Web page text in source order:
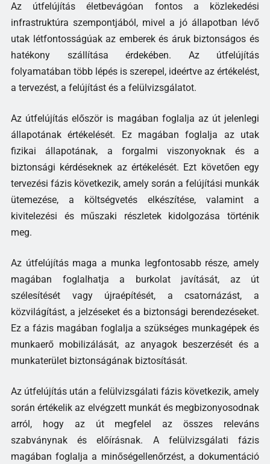
Az útfelújítás életbevágóan fontos a közlekedési
infrastruktúra szempontjából, mivel a jó állapotban lévő
utak létfontosságúak az emberek és áruk biztonságos és
hatékony szállítása érdekében. Az útfelújítás
folyamatában több lépés is szerepel, ideértve az értékelést,
a tervezést, a felújítást és a felülvizsgálatot.
Az útfelújítás először is magában foglalja az út jelenlegi
állapotának értékelését. Ez magában foglalja az utak
fizikai állapotának, a forgalmi viszonyoknak és a
biztonsági kérdéseknek az értékelését. Ezt követően egy
tervezési fázis következik, amely során a felújítási munkák
ütemezése, a költségvetés elkészítése, valamint a
kivitelezési és műszaki részletek kidolgozása történik
meg.
Az útfelújítás maga a munka legfontosabb része, amely
magában foglalhatja a burkolat javítását, az út
szélesítését vagy újraépítését, a csatornázást, a
közvilágítást, a jelzéseket és a biztonsági berendezéseket.
Ez a fázis magában foglalja a szükséges munkagépek és
munkaerő mobilizálását, az anyagok beszerzését és a
munkaterület biztonságának biztosítását.
Az útfelújítás után a felülvizsgálati fázis következik, amely
során értékelik az elvégzett munkát és megbizonyosodnak
arról, hogy az út megfelel az összes releváns
szabványnak és előírásnak. A felülvizsgálati fázis
magában foglalja a minőségellenőrzést, a dokumentáció